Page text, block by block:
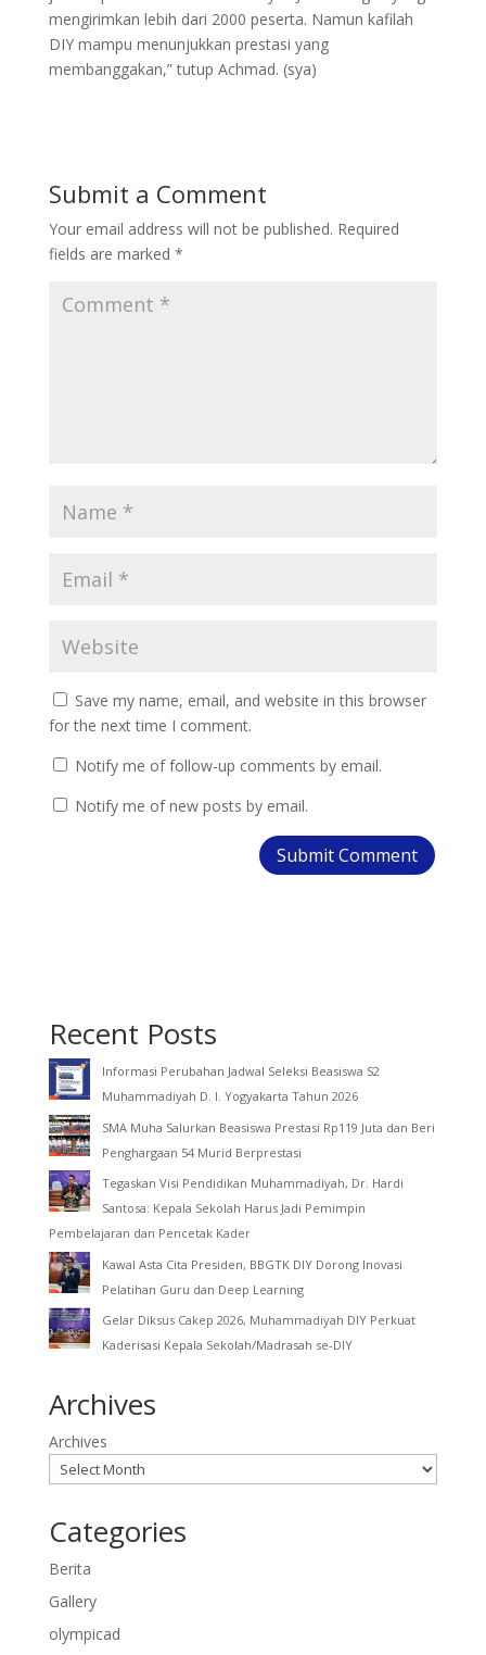
mengirimkan lebih dari 2000 peserta. Namun kafilah
DIY mampu menunjukkan prestasi yang
membanggakan,” tutup Achmad. (sya)
Submit a Comment
Your email address will not be published. Required
fields are marked *
Save my name, email, and website in this browser
for the next time I comment.
Notify me of follow-up comments by email.
Notify me of new posts by email.
Recent Posts
Informasi Perubahan Jadwal Seleksi Beasiswa S2
Muhammadiyah D. I. Yogyakarta Tahun 2026
SMA Muha Salurkan Beasiswa Prestasi Rp119 Juta dan Beri
Penghargaan 54 Murid Berprestasi
Tegaskan Visi Pendidikan Muhammadiyah, Dr. Hardi
Santosa: Kepala Sekolah Harus Jadi Pemimpin
Pembelajaran dan Pencetak Kader
Kawal Asta Cita Presiden, BBGTK DIY Dorong Inovasi
Pelatihan Guru dan Deep Learning
Gelar Diksus Cakep 2026, Muhammadiyah DIY Perkuat
Kaderisasi Kepala Sekolah/Madrasah se-DIY
Archives
Archives
Categories
Berita
Gallery
olympicad